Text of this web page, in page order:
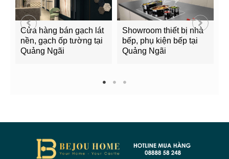
Cửa hàng bán gạch lát
nền, gạch ốp tường tại
Quảng Ngãi
Showroom thiết bị nhà
bếp, phụ kiện bếp tại
Quảng Ngãi
1 2 3